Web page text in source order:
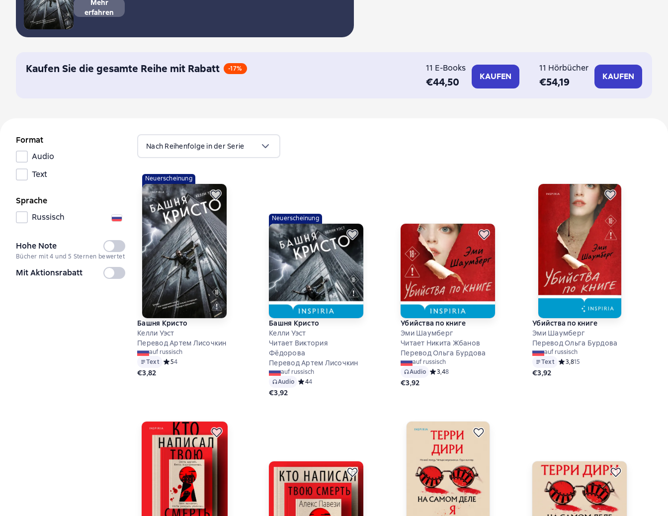
Mehr
erfahren
Kaufen Sie die gesamte Reihe mit Rabatt -17% 11 E-Books
€44,50 KAUFEN
11 Hörbücher
€54,19 KAUFEN
Format
Audio
Text
Sprache
Russisch
Hohe Note
Nicht
ausgewählt
Bücher mit 4 und 5 Sternen bewertet
Mit Aktionsrabatt
Nicht
ausgewählt
Nach Reihenfolge in der Serie
Neuerscheinung
Башня Кристо
Келли Уэст
Перевод Артем Лисочкин
auf russisch
Text Средний рейтинг 5 на основе 4 оценок
54
€3,82
Neuerscheinung
Башня Кристо
Келли Уэст
Читает Виктория
Фёдорова
Перевод Артем Лисочкин
auf russisch
Audio Средний рейтинг 4 на основе 4 оценок
44
€3,92
Убийства по книге
Эми Шаумберг
Читает Никита Жбанов
Перевод Ольга Бурдова
auf russisch
Audio Средний рейтинг 3,4 на основе 8 оценок
3,48
€3,92
Убийства по книге
Эми Шаумберг
Перевод Ольга Бурдова
auf russisch
Text Средний рейтинг 3,8 на основе 15
3,815
€3,92